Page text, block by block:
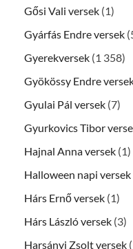
Gősi Vali versek (1)
Gyárfás Endre versek
Gyerekversek (1 358)
Gyökössy Endre
Gyulai Pál versek (7)
Gyurkovics Tibor
Hajnal Anna versek (1)
Halloween napi versek
Hárs Ernő versek (1)
Hárs László versek (3)
Harsányi Zsolt versek